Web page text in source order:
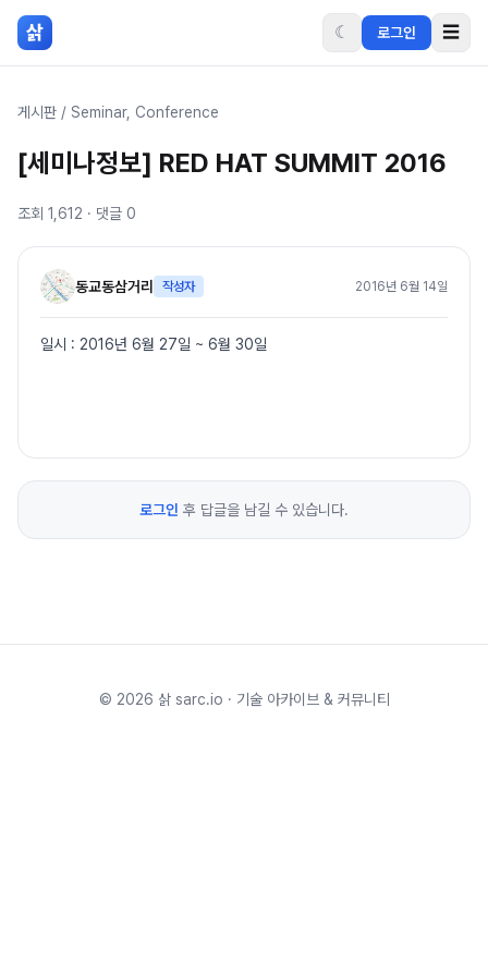
본문 바로가기
삵 ☾ 로그인 ☰
게시판 / Seminar, Conference
[세미나정보] RED HAT SUMMIT 2016
조회 1,612 · 댓글 0
동교동삼거리 작성자 2016년 6월 14일
일시 : 2016년 6월 27일 ~ 6월 30일
로그인 후 답글을 남길 수 있습니다.
© 2026 삵 sarc.io · 기술 아카이브 & 커뮤니티